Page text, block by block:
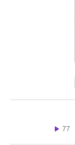
77